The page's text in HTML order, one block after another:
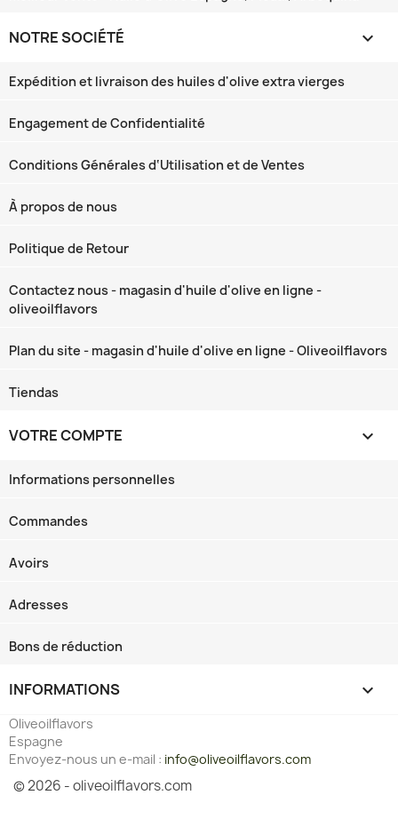
NOTRE SOCIÉTÉ 
Expédition et livraison des huiles d'olive extra vierges
Engagement de Confidentialité
Conditions Générales d‘Utilisation et de Ventes
À propos de nous
Politique de Retour
Contactez nous - magasin d'huile d'olive en ligne -
oliveoilflavors
Plan du site - magasin d'huile d'olive en ligne - Oliveoilflavors
Tiendas
VOTRE COMPTE 
Informations personnelles
Commandes
Avoirs
Adresses
Bons de réduction
INFORMATIONS keyboard_arrow_down
Oliveoilflavors
Espagne
Envoyez-nous un e-mail : info@oliveoilflavors.com
© 2026 - oliveoilflavors.com